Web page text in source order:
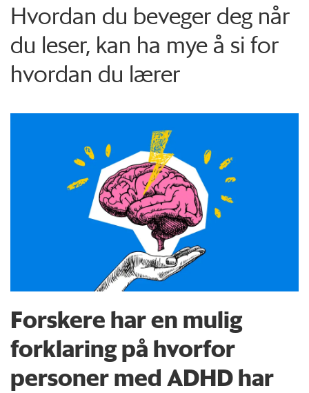
Hvordan du beveger deg når
du leser, kan ha mye å si for
hvordan du lærer
Forskere har en mulig
forklaring på hvorfor
personer med ADHD har